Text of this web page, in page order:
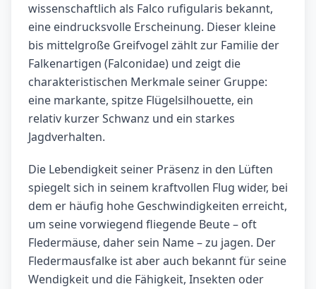
wissenschaftlich als Falco rufigularis bekannt,
eine eindrucksvolle Erscheinung. Dieser kleine
bis mittelgroße Greifvogel zählt zur Familie der
Falkenartigen (Falconidae) und zeigt die
charakteristischen Merkmale seiner Gruppe:
eine markante, spitze Flügelsilhouette, ein
relativ kurzer Schwanz und ein starkes
Jagdverhalten.
Die Lebendigkeit seiner Präsenz in den Lüften
spiegelt sich in seinem kraftvollen Flug wider, bei
dem er häufig hohe Geschwindigkeiten erreicht,
um seine vorwiegend fliegende Beute – oft
Fledermäuse, daher sein Name – zu jagen. Der
Fledermausfalke ist aber auch bekannt für seine
Wendigkeit und die Fähigkeit, Insekten oder